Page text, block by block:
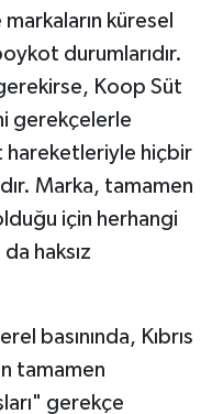
küresel
durumlarıdır.
Koop Süt
gerekçelerle
hareketleriyle hiçbir
Marka, tamamen
için herhangi
haksız
basınında, Kıbrıs
tamamen
gerekçe